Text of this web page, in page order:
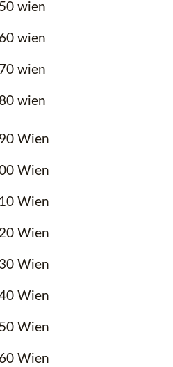
wien
wien
wien
wien
Wien
Wien
Wien
Wien
Wien
Wien
Wien
Wien